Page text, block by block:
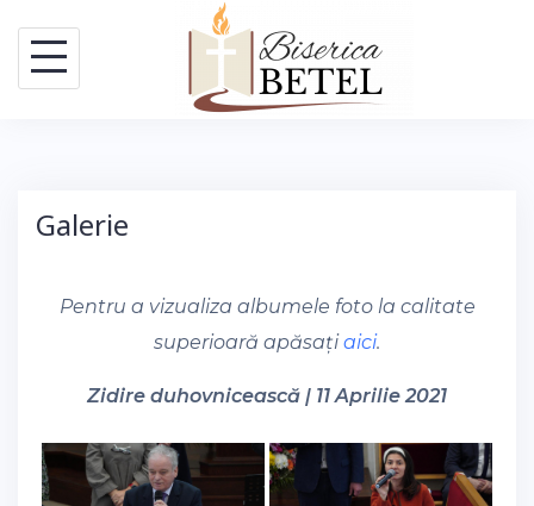
content
Galerie
Pentru a vizualiza albumele foto la calitate
superioară apăsațiaici.
Zidire duhovnicească | 11 Aprilie 2021